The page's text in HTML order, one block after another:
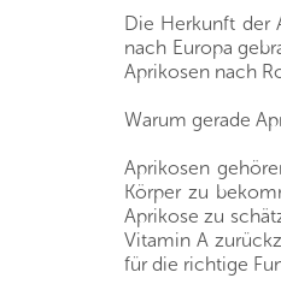
Die Herkunft der
nach Europa
Aprikosen nach
Warum gerade
Aprikosen
Körper zu
Aprikose zu
Vitamin A
für die richtige